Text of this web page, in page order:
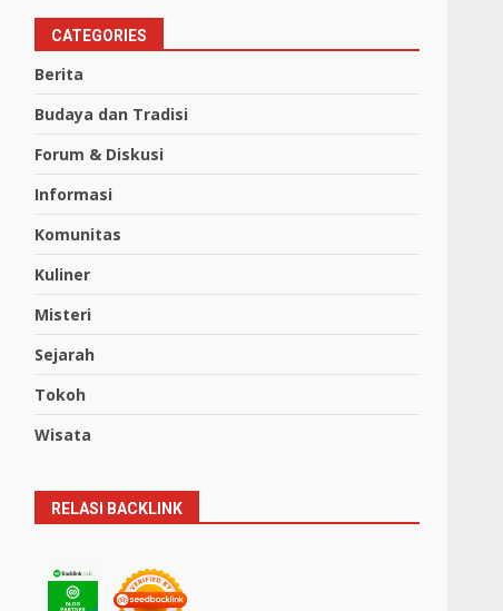
CATEGORIES
Berita
Budaya dan Tradisi
Forum & Diskusi
Informasi
Komunitas
Kuliner
Misteri
Sejarah
Tokoh
Wisata
RELASI BACKLINK